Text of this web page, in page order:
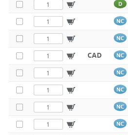
D
NC
NC
CAD NC
NC
NC
NC
NC